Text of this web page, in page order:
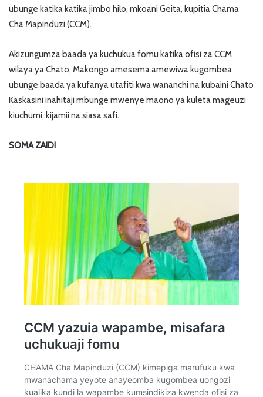
ubunge katika katika jimbo hilo, mkoani Geita, kupitia Chama
Cha Mapinduzi (CCM).
Akizungumza baada ya kuchukua fomu katika ofisi za CCM
wilaya ya Chato, Makongo amesema amewiwa kugombea
ubunge baada ya kufanya utafiti kwa wananchi na kubaini Chato
Kaskasini inahitaji mbunge mwenye maono ya kuleta mageuzi
kiuchumi, kijamii na siasa safi.
SOMA ZAIDI